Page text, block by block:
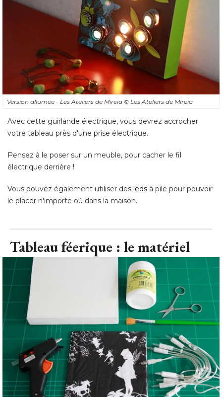
Version allumée - Les Ateliers de Mireia© Les Ateliers de Mireia
Avec cette guirlande électrique, vous devrez accrocher
votre tableau près d'une prise électrique.
Pensez à le poser sur un meuble, pour cacher le fil
électrique derrière !
le placer n'importe où dans la maison.
Tableau féerique : le matériel
Tableau féerique : le matériel - Les Ateliers de Mireia© Les Ateliers de
Mireia